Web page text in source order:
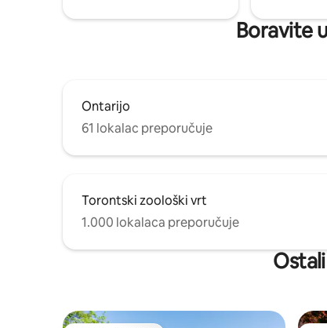
Boravite
Ontarijo
61 lokalac preporučuje
Torontski zoološki vrt
1.000 lokalaca preporučuje